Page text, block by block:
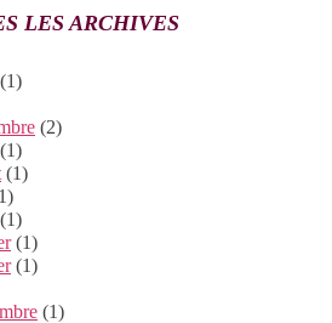
LES ARCHIVES
(1)
(2)
(1)
(1)
(1)
(1)
(1)
(1)